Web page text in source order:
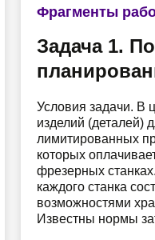
Фрагменты
Задача 1.
Условия задачи. В
изделий (деталей)
лимитированных
которых
фрезерных
каждого станка
возможностями
Известны нормы